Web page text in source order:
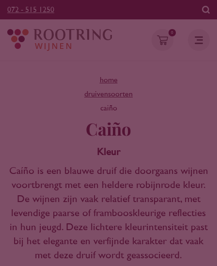
072 - 515 1250
0
home
druivensoorten
caiño
Caiño
Kleur
Caíño is een blauwe druif die doorgaans wijnen
voortbrengt met een heldere robijnrode kleur.
De wijnen zijn vaak relatief transparant, met
levendige paarse of frambooskleurige reflecties
in hun jeugd. Deze lichtere kleurintensiteit past
bij het elegante en verfijnde karakter dat vaak
met deze druif wordt geassocieerd.